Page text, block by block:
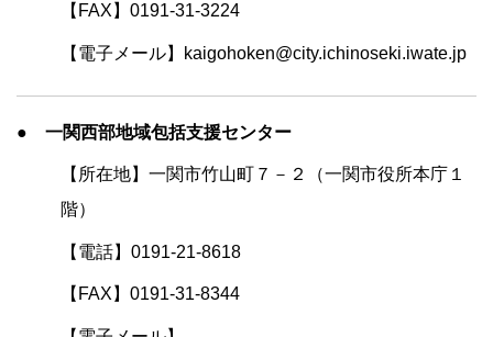
【FAX】0191-31-3224
【電子メール】kaigohoken@city.ichinoseki.iwate.jp
● 一関西部地域包括支援センター
【所在地】一関市竹山町７－２（一関市役所本庁１
階）
【電話】0191-21-8618
【FAX】0191-31-8344